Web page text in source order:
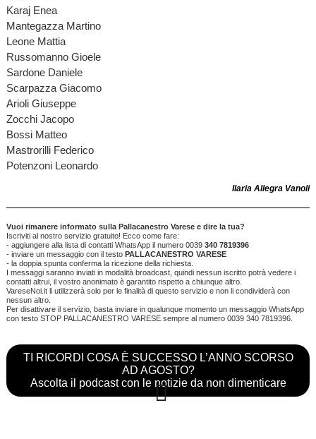
Karaj Enea
Mantegazza Martino
Leone Mattia
Russomanno Gioele
Sardone Daniele
Scarpazza Giacomo
Arioli Giuseppe
Zocchi Jacopo
Bossi Matteo
Mastrorilli Federico
Potenzoni Leonardo
Ilaria Allegra Vanoli
Vuoi rimanere informato sulla Pallacanestro Varese e dire la tua?
Iscriviti al nostro servizio gratuito! Ecco come fare:
- aggiungere alla lista di contatti WhatsApp il numero 0039 340 7819396
- inviare un messaggio con il testo PALLACANESTRO VARESE
- la doppia spunta conferma la ricezione della richiesta.
I messaggi saranno inviati in modalità broadcast, quindi nessun iscritto potrà vedere i
contatti altrui, il vostro anonimato è garantito rispetto a chiunque altro.
VareseNoi.it li utilizzerà solo per le finalità di questo servizio e non li condividerà con
nessun altro.
Per disattivare il servizio, basta inviare in qualunque momento un messaggio WhatsApp
con testo STOP PALLACANESTRO VARESE sempre al numero 0039 340 7819396.
TI RICORDI COSA È SUCCESSO L’ANNO SCORSO
AD AGOSTO?
Ascolta il podcast con le notizie da non dimenticare